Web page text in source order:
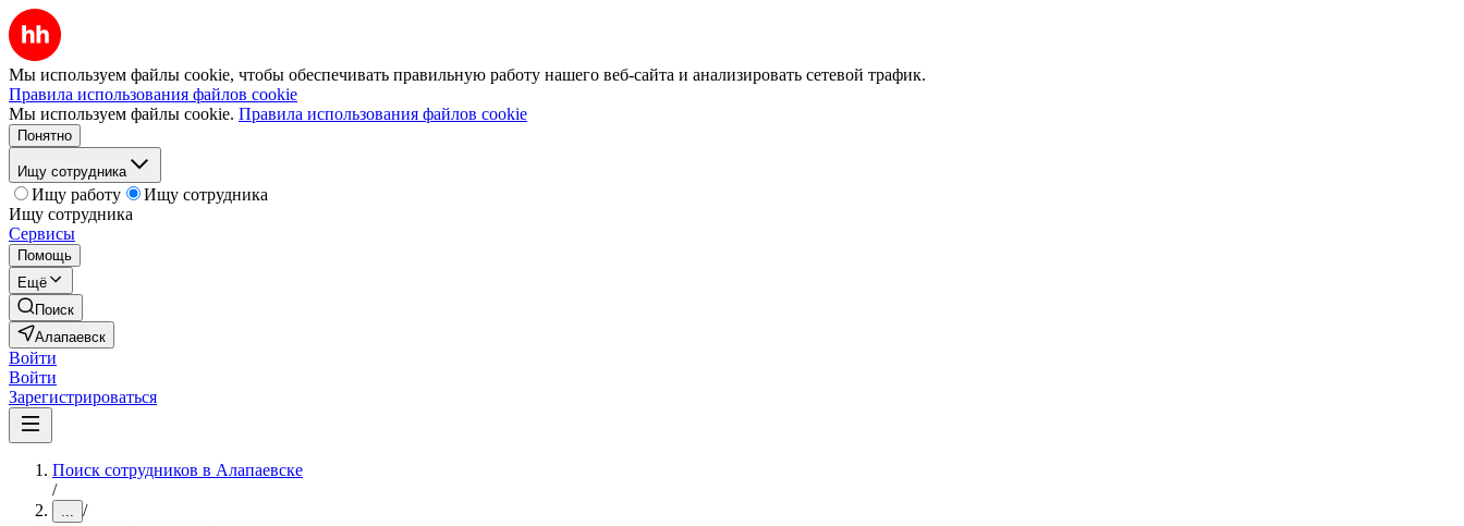
Мы используем файлы cookie, чтобы обеспечивать правильную работу нашего веб-сайта и анализировать сетевой трафик.
Правила использования файлов cookie
Мы используем файлы cookie. Правила использования файлов cookie
Понятно
Ищу сотрудника
Ищу работу
Ищу сотрудника
Ищу сотрудника
Сервисы
Помощь
Ещё
Поиск
Алапаевск
Войти
Войти
Зарегистрироваться
Поиск сотрудников в Алапаевске
/
... /